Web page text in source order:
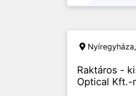
Nyíregyháza,
Raktáros -
Optical Kft.-